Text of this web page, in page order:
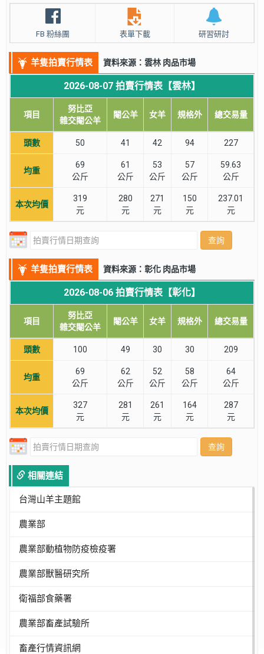
FB 粉絲團 表單下載 研習研討
羊隻拍賣行情表 資料來源：雲林 肉品市場
2026-08-07 拍賣行情表【雲林】
項目
努比亞
雜交閹公羊
閹公羊 女羊 規格外 總交易量
頭數 50 41 42 94 227
均重
69
公斤
61
公斤
53
公斤
57
公斤
59.63
公斤
本次均價
319
元
280
元
271
元
150
元
237.01
元
查詢
羊隻拍賣行情表 資料來源：彰化 肉品市場
2026-08-06 拍賣行情表【彰化】
項目
努比亞
雜交閹公羊
閹公羊 女羊 規格外 總交易量
頭數 100 49 30 30 209
均重
69
公斤
62
公斤
52
公斤
58
公斤
64
公斤
本次均價
327
元
281
元
261
元
164
元
287
元
查詢
相關連結
台灣山羊主題館
農業部
農業部動植物防疫檢疫署
農業部獸醫研究所
衛福部食藥署
農業部畜產試驗所
畜產行情資訊網